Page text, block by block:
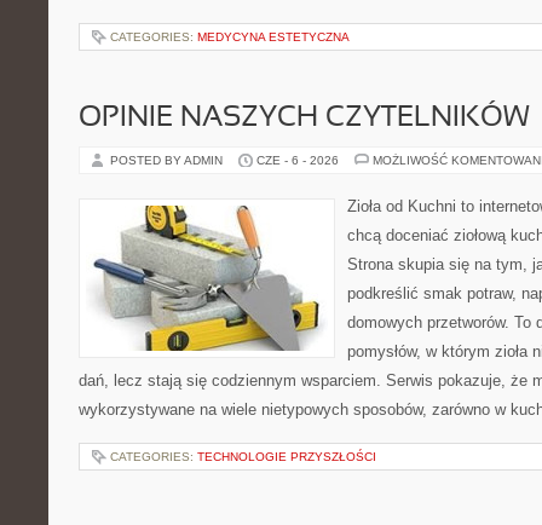
CATEGORIES: MEDYCYNA ESTETYCZNA
OPINIE NASZYCH CZYTELNIKÓW
POSTED BY ADMIN CZE - 6 - 2026 MOŻLIWOŚĆ
Zioła od Kuchni to
chcą doceniać ziołową
Strona skupia się na tym,
podkreślić smak potraw,
domowych przetworów. To
pomysłów, w którym zioła
dań, lecz stają się codziennym wsparciem. Serwis pokazuje, że
wykorzystywane na wiele nietypowych sposobów, zarówno w
CATEGORIES: TECHNOLOGIE PRZYSZŁOŚCI